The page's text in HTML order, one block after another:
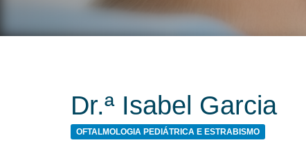
Dr.ª Isabel Garcia
OFTALMOLOGIA PEDIÁTRICA E ESTRABISMO